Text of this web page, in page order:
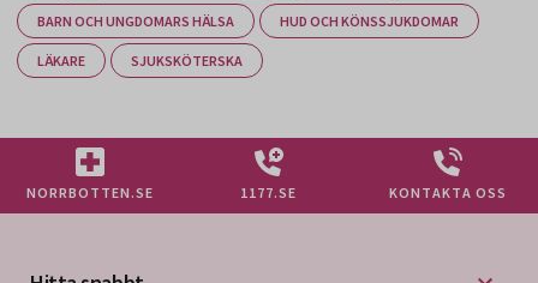
BARN OCH UNGDOMARS HÄLSA HUD OCH KÖNSSJUKDOMAR
LÄKARE SJUKSKÖTERSKA
NORRBOTTEN.SE 1177.SE KONTAKTA OSS